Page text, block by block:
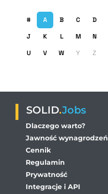
# A B C D
J
K L M N
U
V W Y Z
SOLID.Jobs
Dlaczego warto?
Jawność wynagrodzeń
Cennik
Regulamin
Prywatność
Integracje i API